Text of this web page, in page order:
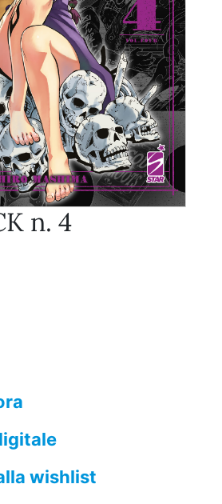
n. 4
wishlist